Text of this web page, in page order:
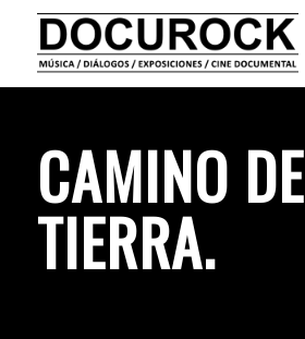
CAMINO DE
TIERRA.